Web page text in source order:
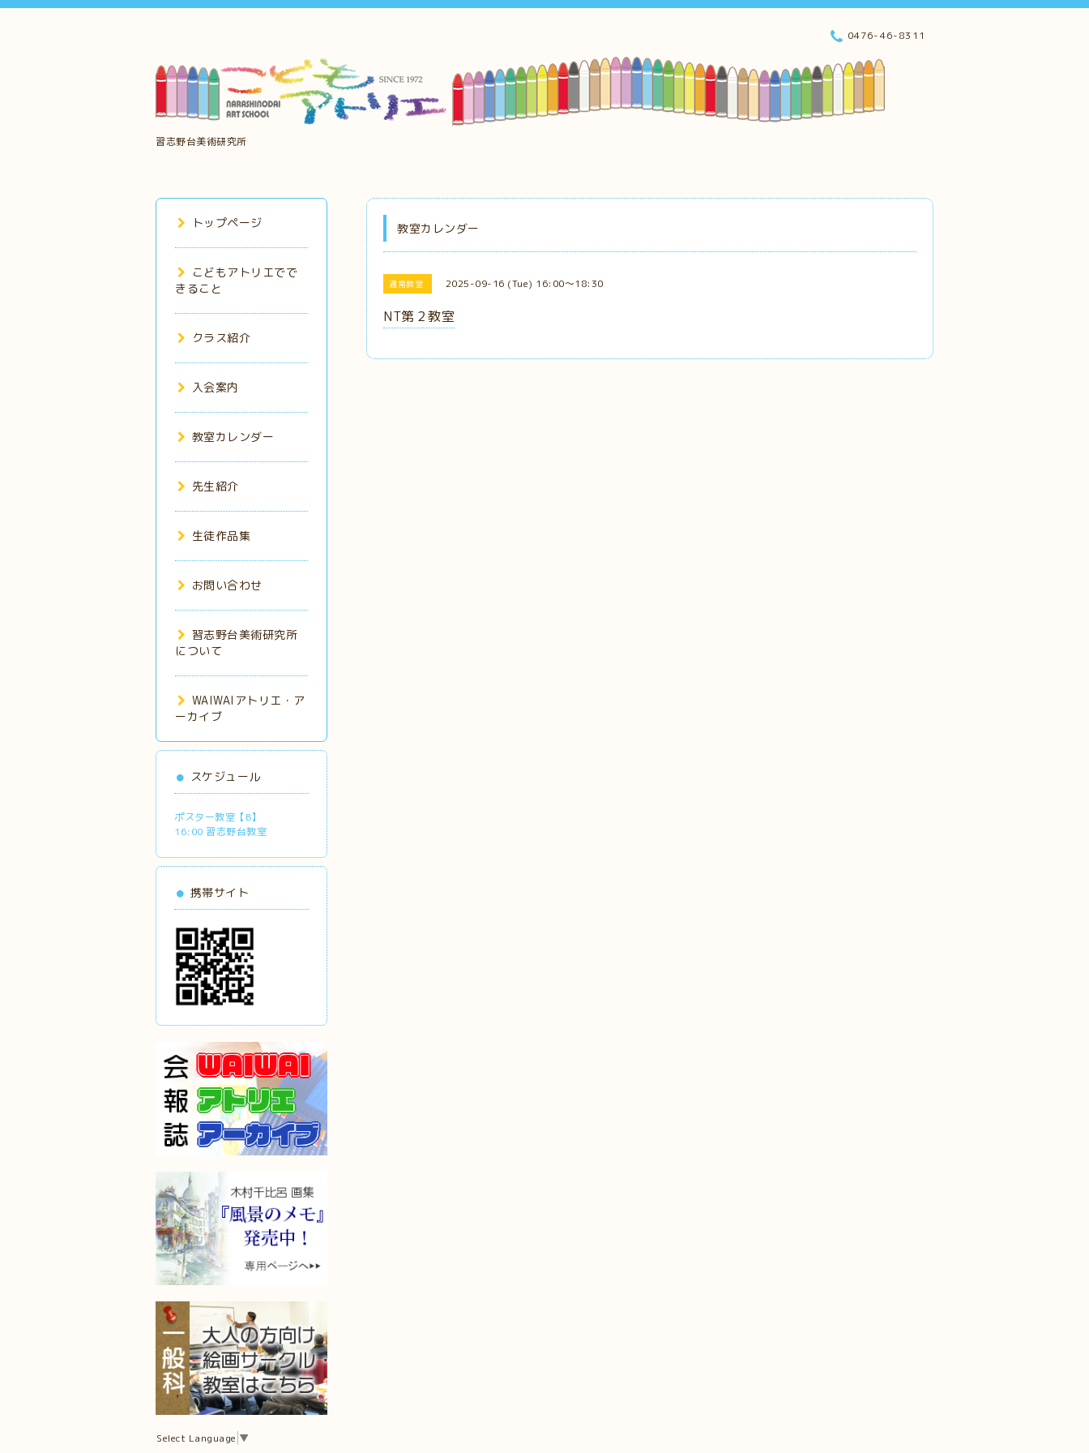
習志野台美術研究所
0476-46-8311
教室カレンダー
通常教室 2025-09-16 (Tue) 16:00～18:30
NT第２教室
トップページ
こどもアトリエでで
きること
クラス紹介
入会案内
教室カレンダー
先生紹介
生徒作品集
お問い合わせ
習志野台美術研究所
について
WAIWAIアトリエ・ア
ーカイブ
スケジュール
ポスター教室【B】
16:00 習志野台教室
携帯サイト
Select Language ▼